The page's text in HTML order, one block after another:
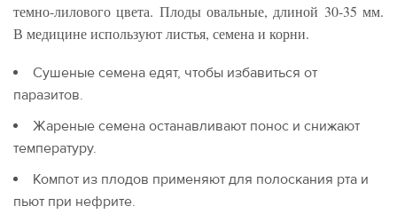
темно-лилового цвета. Плоды овальные, длиной 30-35 мм.
В медицине используют листья, семена и корни.
Сушеные семена едят, чтобы избавиться от
паразитов.
Жареные семена останавливают понос и снижают
температуру.
Компот из плодов применяют для полоскания рта и
пьют при нефрите.